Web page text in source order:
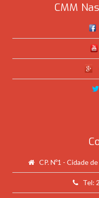
CMM
CP. Nº1 - Cidade
Tel: